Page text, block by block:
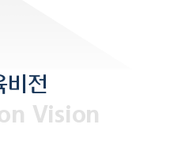
비전
Vision